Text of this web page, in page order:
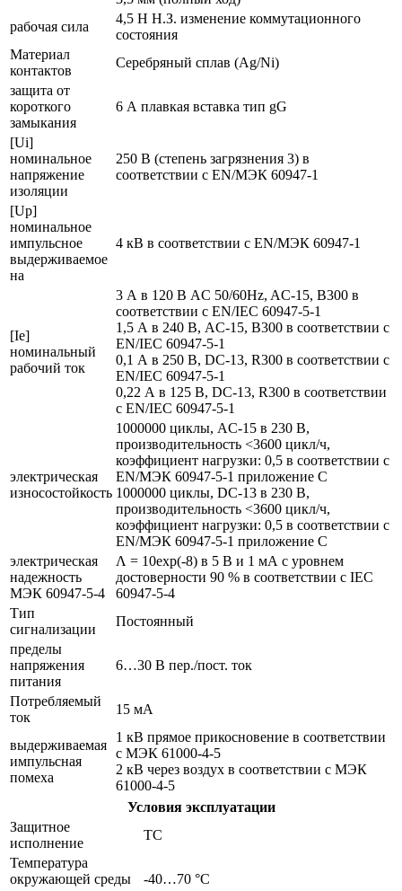
рабочая сила
4,5 Н Н.З. изменение коммутационного
состояния
Материал
контактов
Серебряный сплав (Ag/Ni)
защита от
короткого
замыкания
6 А плавкая вставка тип gG
[Ui]
номинальное
напряжение
изоляции
250 В (степень загрязнения 3) в
соответствии с EN/МЭК 60947-1
[Up]
номинальное
импульсное
выдерживаемое
на
4 кВ в соответствии с EN/МЭК 60947-1
[Ie]
номинальный
рабочий ток
3 А в 120 В AC 50/60Hz, AC-15, B300 в
соответствии с EN/IEC 60947-5-1
1,5 А в 240 В, AC-15, B300 в соответствии с
EN/IEC 60947-5-1
0,1 А в 250 В, DC-13, R300 в соответствии с
EN/IEC 60947-5-1
0,22 А в 125 В, DC-13, R300 в соответствии
с EN/IEC 60947-5-1
электрическая
износостойкость
1000000 циклы, AC-15 в 230 В,
производительность <3600 цикл/ч,
коэффициент нагрузки: 0,5 в соответствии с
EN/МЭК 60947-5-1 приложение С
1000000 циклы, DC-13 в 230 В,
производительность <3600 цикл/ч,
коэффициент нагрузки: 0,5 в соответствии с
EN/МЭК 60947-5-1 приложение С
электрическая
надежность
МЭК 60947-5-4
Λ = 10exp(-8) в 5 В и 1 мА с уровнем
достоверности 90 % в соответствии с IEC
60947-5-4
Тип
сигнализации
Постоянный
пределы
напряжения
питания
6…30 В пер./пост. ток
Потребляемый
ток
15 мА
выдерживаемая
импульсная
помеха
1 кВ прямое прикосновение в соответствии
с МЭК 61000-4-5
2 кВ через воздух в соответствии с МЭК
61000-4-5
Условия эксплуатации
Защитное
исполнение
TC
Температура
окружающей среды
-40…70 °C